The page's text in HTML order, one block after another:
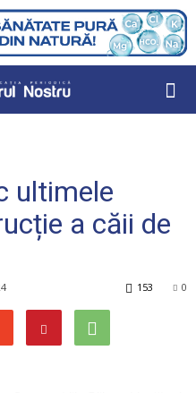
ultimele
a căii de
0
153